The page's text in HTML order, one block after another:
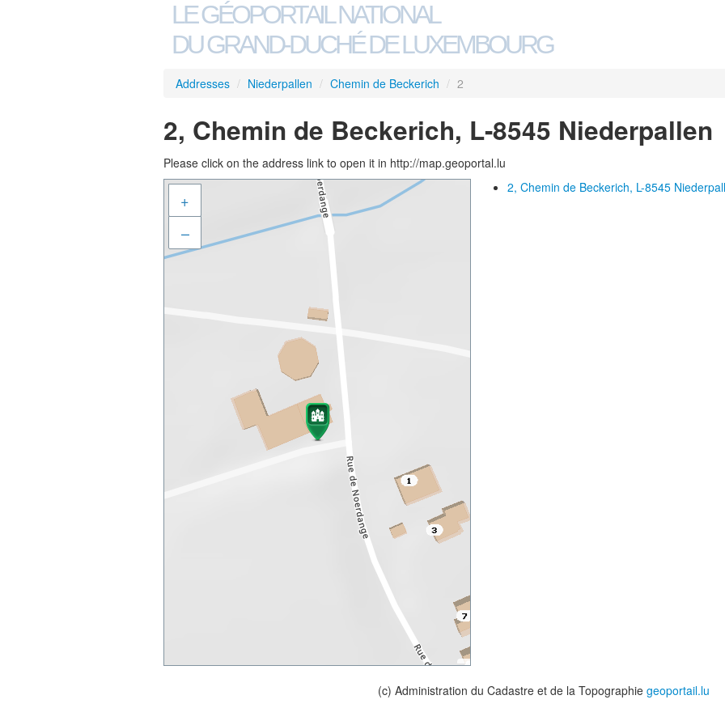
LE GÉOPORTAIL NATIONAL
DU GRAND-DUCHÉ DE LUXEMBOURG
Addresses / Niederpallen / Chemin de Beckerich / 2
2, Chemin de Beckerich, L-8545 Niederpallen
Please click on the address link to open it in http://map.geoportal.lu
+
–
2, Chemin de Beckerich, L-8545
(c) Administration du Cadastre et de la Topographie geoportail.lu